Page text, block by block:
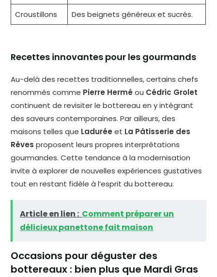
Croustillons Des beignets généreux et sucrés.
Recettes innovantes pour les gourmands
Au-delà des recettes traditionnelles, certains chefs
renommés comme Pierre Hermé ou Cédric Grolet
continuent de revisiter le bottereau en y intégrant
des saveurs contemporaines. Par ailleurs, des
maisons telles que Ladurée et La Pâtisserie des
Rêves proposent leurs propres interprétations
gourmandes. Cette tendance à la modernisation
invite à explorer de nouvelles expériences gustatives
tout en restant fidèle à l’esprit du bottereau.
Article en lien : Comment préparer un
délicieux panettone fait maison
Occasions pour déguster des
bottereaux : bien plus que Mardi Gras